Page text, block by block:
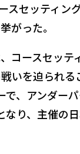
セッティン
がった。
コースセッ
いを迫られ
、アンダー
り、主催の